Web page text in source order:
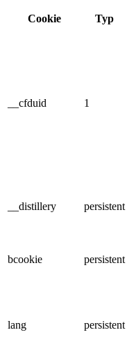
Cookie Typ
__cfduid 1
__distillery persistent
bcookie persistent
lang persistent